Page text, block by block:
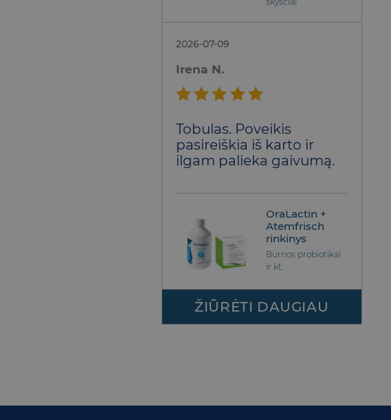
2026-07-09
Irena N.
5iš 5
Tobulas. Poveikis
pasireiškia iš karto ir
ilgam palieka gaivumą.
OraLactin +
Atemfrisch
rinkinys
Burnos probiotikai
ir kt.
ŽIŪRĖTI DAUGIAU